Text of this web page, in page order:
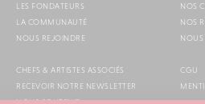
LES FONDATEURS
LA COMMUNAUTÉ
NOUS REJOINDRE
NOS
NOS
NOUS
CHEFS & ARTISTES ASSOCIÉS
RECEVOIR NOTRE NEWSLETTER
NOUS SOUTENIR
CGU